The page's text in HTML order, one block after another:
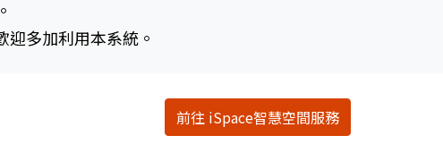
多加利用本系統。
前往 iSpace智慧空間服務